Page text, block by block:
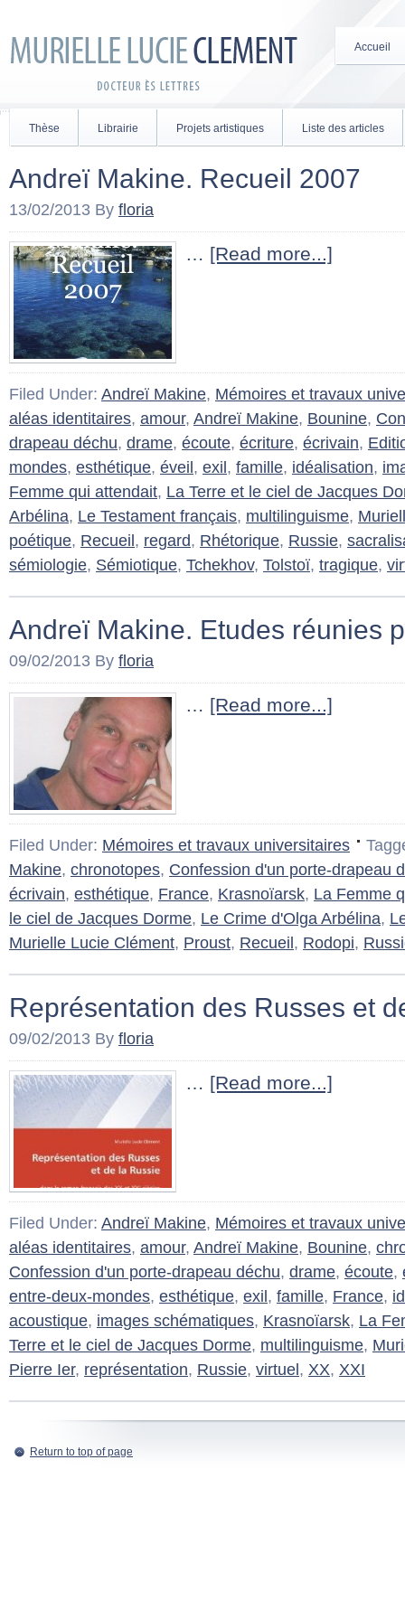
Accueil
Thèse Librairie Projets artistiques Liste des articles
Andreï Makine. Recueil 2007
13/02/2013 By floria
… [Read more...]
Filed Under: Andreï Makine, Mémoires et travaux
aléas identitaires, amour, Andreï Makine, Bounine,
drapeau déchu, drame, écoute, écriture, écrivain,
mondes, esthétique, éveil , exil , famille, idéalisation,
Femme qui attendait, La Terre et le ciel de Jacques
Arbélina, Le Testament français, multilinguisme,
poétique, Recueil , regard, Rhétorique, Russie,
sémiologie, Sémiotique, Tchekhov, Tolstoï, tragique,
Andreï Makine. Etudes réunies
09/02/2013 By floria
… [Read more...]
Filed Under: Mémoires et travaux universitaires
Makine, chronotopes, Confession d'un porte-drapeau
écrivain, esthétique, France, Krasnoïarsk, La Femme
le ciel de Jacques Dorme, Le Crime d'Olga Arbélina,
Murielle Lucie Clément, Proust, Recueil , Rodopi,
Représentation des Russes et
09/02/2013 By floria
… [Read more...]
Filed Under: Andreï Makine, Mémoires et travaux
aléas identitaires, amour, Andreï Makine, Bounine,
Confession d'un porte-drapeau déchu, drame, écoute,
entre-deux-mondes, esthétique, exil , famille, France,
acoustique, images schématiques, Krasnoïarsk, La
Terre et le ciel de Jacques Dorme, multilinguisme,
Pierre Ier, représentation, Russie, virtuel , XX, XXI
Return to top of page